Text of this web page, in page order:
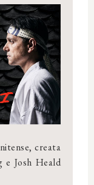
creata
e Josh Heald